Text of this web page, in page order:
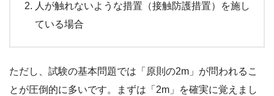
人が触れないような措置（接触防護措置）を施し
ている場合
ただし、試験の基本問題では「原則の2m」が問われるこ
とが圧倒的に多いです。まずは「2m」を確実に覚えまし